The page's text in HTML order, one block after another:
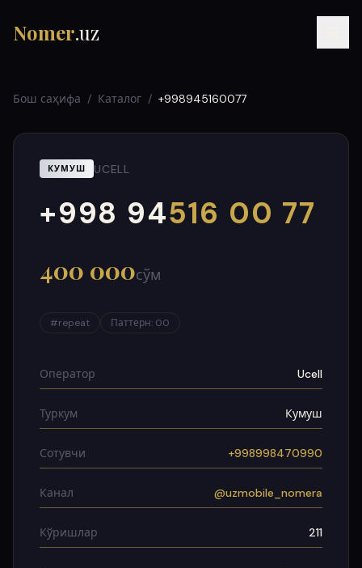
Nomer.uz
UZ УЗ
Бош саҳифа / Каталог / +998945160077
КУМУШ UCELL
+998 94516 00 77
000
999
400 000сўм
#repeat Паттерн: 00
Оператор Ucell
Туркум Кумуш
Сотувчи +998998470990
Канал @uzmobile_nomera
Кўришлар 211